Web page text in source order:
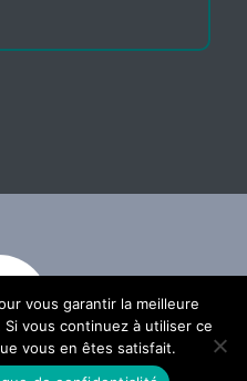
vous garantir la meilleure
vous continuez à utiliser ce
vous en êtes satisfait.